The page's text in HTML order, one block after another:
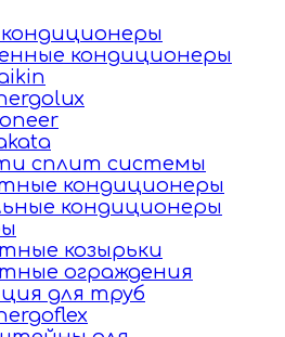
кондиционеры
сплит системы
кондиционеры
кондиционеры
козырьки
ограждения
для труб